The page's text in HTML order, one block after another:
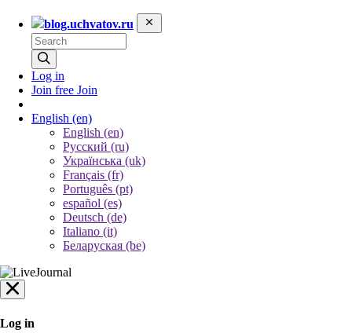
blog.uchvatov.ru
Log in
Join free Join
English (en)
English (en)
Русский (ru)
Українська (uk)
Français (fr)
Português (pt)
español (es)
Deutsch (de)
Italiano (it)
Беларуская (be)
Log in